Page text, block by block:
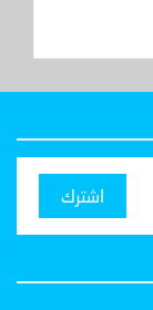
اشترك